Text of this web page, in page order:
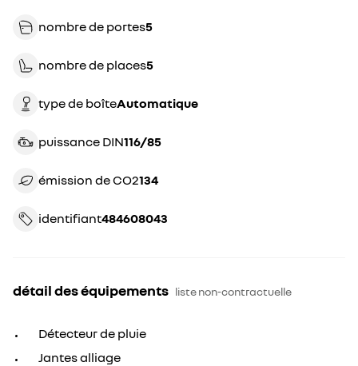
nombre de portes5
nombre de places5
type de boîte automatique
puissance DIN 116/85
émission de CO2 134
identifiant 484608043
détail des équipements liste non-contractuelle
Détecteur de pluie
Jantes alliage